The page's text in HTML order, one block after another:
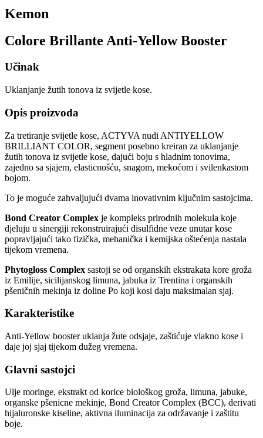
Kemon
Colore Brillante Anti-Yellow Booster
Učinak
Uklanjanje žutih tonova iz svijetle kose.
Opis proizvoda
Za tretiranje svijetle kose, ACTYVA nudi ANTIYELLOW
BRILLIANT COLOR, segment posebno kreiran za uklanjanje
žutih tonova iz svijetle kose, dajući boju s hladnim tonovima,
zajedno sa sjajem, elasticnošću, snagom, mekoćom i svilenkastom
bojom.
To je moguće zahvaljujući dvama inovativnim ključnim sastojcima.
Bond Creator Complex je kompleks prirodnih molekula koje
djeluju u sinergiji rekonstruirajući disulfidne veze unutar kose
popravljajući tako fizička, mehanička i kemijska oštećenja nastala
tijekom vremena.
Phytogloss Complex sastoji se od organskih ekstrakata kore groža
iz Emilije, sicilijanskog limuna, jabuka iz Trentina i organskih
pšeničnih mekinja iz doline Po koji kosi daju maksimalan sjaj.
Karakteristike
Anti-Yellow booster uklanja žute odsjaje, zaštićuje vlakno kose i
daje joj sjaj tijekom dužeg vremena.
Glavni sastojci
Ulje moringe, ekstrakt od korice biološkog groža, limuna, jabuke,
organske pšenicne mekinje, Bond Creator Complex (BCC), derivati
hijaluronske kiseline, aktivna iluminacija za održavanje i zaštitu
boje.